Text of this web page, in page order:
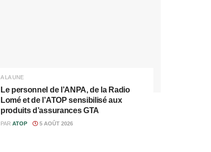
A LA UNE
Le personnel de l’ANPA, de la Radio
Lomé et de l’ATOP sensibilisé aux
produits d’assurances GTA
PAR ATOP 5 AOÛT 2026